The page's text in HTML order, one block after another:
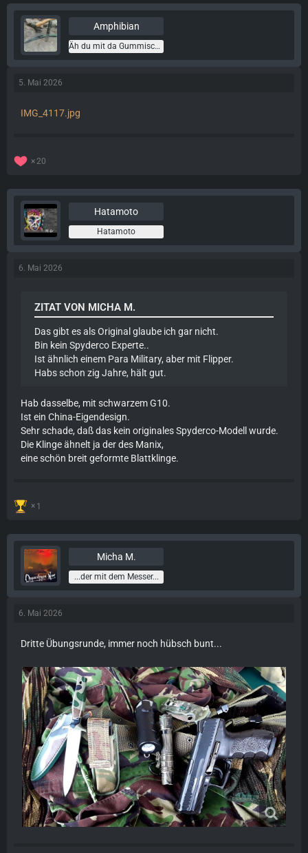
Amphibian
Äh du mit da Gummischuh
5. Mai 2026
IMG_4117.jpg
20
Hatamoto
Hatamoto
6. Mai 2026
ZITAT VON MICHA M.
Das gibt es als Original glaube ich gar nicht.
Bin kein Spyderco Experte..
Ist ähnlich einem Para Military, aber mit Flipper.
Habs schon zig Jahre, hält gut.
Hab dasselbe, mit schwarzem G10.
Ist ein China-Eigendesign.
Sehr schade, daß das kein originales Spyderco-Modell wurde.
Die Klinge ähnelt ja der des Manix,
eine schön breit geformte Blattklinge.
1
Micha M.
...der mit dem Messer...
6. Mai 2026
Dritte Übungsrunde, immer noch hübsch bunt...